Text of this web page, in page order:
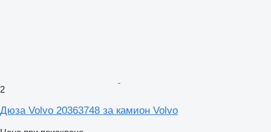
2
Дюза Volvo 20363748 за камион Volvo